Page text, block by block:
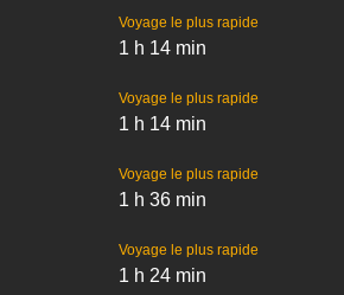
Voyage le plus rapide
1 h 14 min
Voyage le plus rapide
1 h 14 min
Voyage le plus rapide
1 h 36 min
Voyage le plus rapide
1 h 24 min